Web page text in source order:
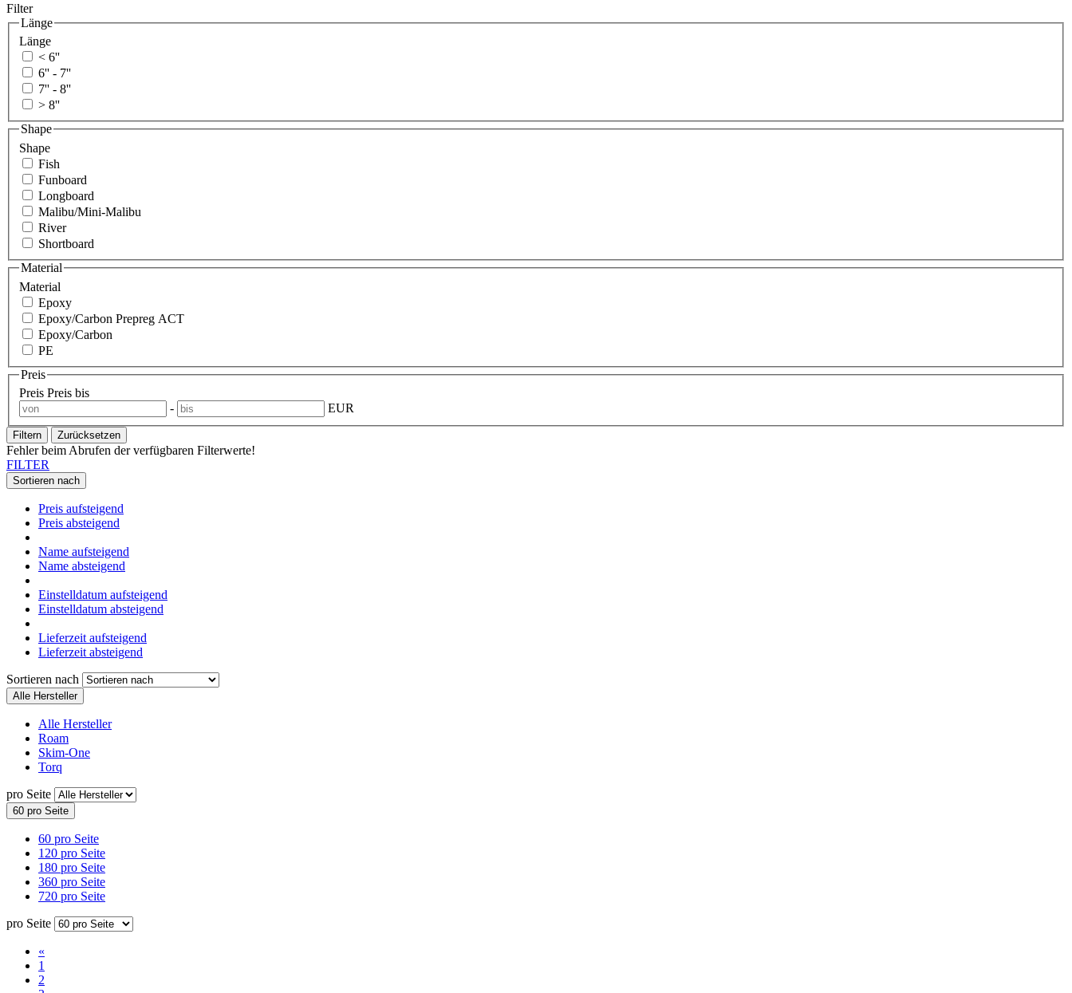
Filter
Länge
Länge
< 6''
6'' - 7''
7'' - 8''
> 8''
Shape
Shape
Fish
Funboard
Longboard
Malibu/Mini-Malibu
River
Shortboard
Material
Material
Epoxy
Epoxy/Carbon Prepreg ACT
Epoxy/Carbon
PE
Preis
Preis Preis bis
-
EUR
Filtern Zurücksetzen
Fehler beim Abrufen der verfügbaren Filterwerte!
FILTER
Sortieren nach
Preis aufsteigend
Preis absteigend
Name aufsteigend
Name absteigend
Einstelldatum aufsteigend
Einstelldatum absteigend
Lieferzeit aufsteigend
Lieferzeit absteigend
Sortieren nach
Alle Hersteller
Alle Hersteller
Roam
Skim-One
Torq
pro Seite
60 pro Seite
60 pro Seite
120 pro Seite
180 pro Seite
360 pro Seite
720 pro Seite
pro Seite
«
1
2